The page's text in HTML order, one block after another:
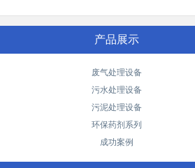
产品展示
废气处理设备
污水处理设备
污泥处理设备
环保药剂系列
成功案例